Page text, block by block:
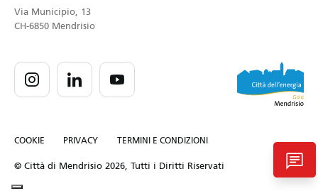
Via Municipio, 13
CH-6850 Mendrisio
COOKIE PRIVACY TERMINI E CONDIZIONI
© Città di Mendrisio 2026, Tutti i Diritti Riservati chat